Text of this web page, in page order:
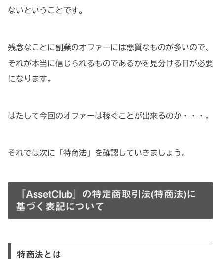
ないということです。
残念なことに副業のオファーには悪質なものが多いので、
それが本当に信じられるものであるかを見分ける目が必要
になります。
はたして今回のオファーは稼ぐことが出来るのか・・・。
それでは次に「特商法」を確認していきましょう。
『AssetClub』の特定商取引法(特商法)に
基づく表記について
特商法とは